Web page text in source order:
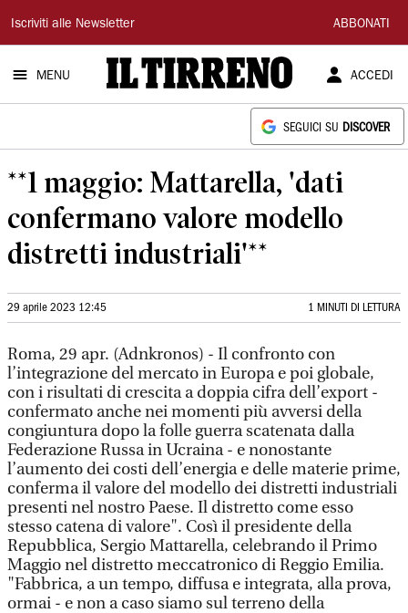
Il
Tirreno
Iscriviti alle Newsletter ABBONATI
MENU ACCEDI
SEGUICI SU DISCOVER
**1 maggio: Mattarella, 'dati
confermano valore modello
distretti industriali'**
29 aprile 2023 12:45 1 MINUTI DI LETTURA
Roma, 29 apr. (Adnkronos) - Il confronto con
l’integrazione del mercato in Europa e poi globale,
con i risultati di crescita a doppia cifra dell’export -
confermato anche nei momenti più avversi della
congiuntura dopo la folle guerra scatenata dalla
Federazione Russa in Ucraina - e nonostante
l’aumento dei costi dell’energia e delle materie prime,
conferma il valore del modello dei distretti industriali
presenti nel nostro Paese. Il distretto come esso
stesso catena di valore". Così il presidente della
Repubblica, Sergio Mattarella, celebrando il Primo
Maggio nel distretto meccatronico di Reggio Emilia.
"Fabbrica, a un tempo, diffusa e integrata, alla prova,
ormai - e non a caso siamo sul terreno della